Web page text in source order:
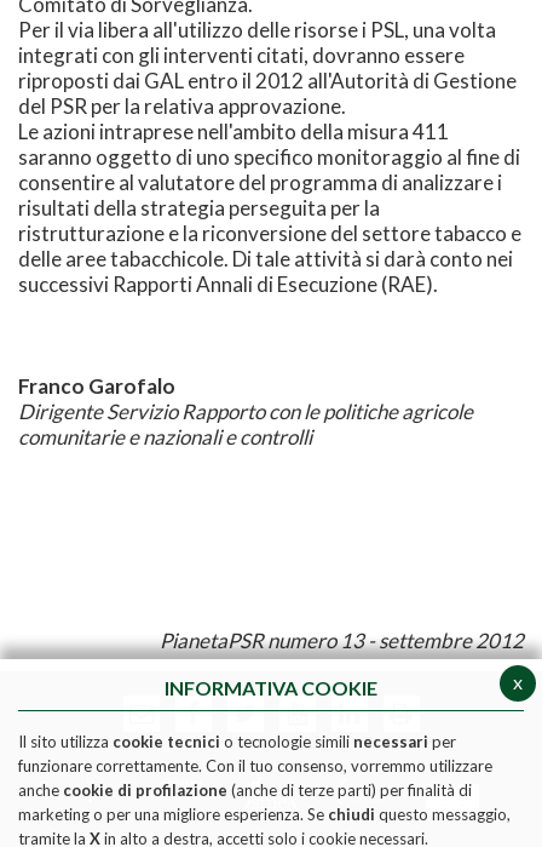
Per il via libera all'utilizzo delle risorse i PSL, una volta
integrati con gli interventi citati, dovranno essere
riproposti dai GAL entro il 2012 all'Autorità di Gestione
del PSR per la relativa approvazione.
Le azioni intraprese nell'ambito della misura 411
saranno oggetto di uno specifico monitoraggio al fine di
consentire al valutatore del programma di analizzare i
risultati della strategia perseguita per la
ristrutturazione e la riconversione del settore tabacco e
delle aree tabacchicole. Di tale attività si darà conto nei
successivi Rapporti Annali di Esecuzione (RAE).
Franco Garofalo
Dirigente Servizio Rapporto con le politiche agricole
comunitarie e nazionali e controlli
PianetaPSR numero 13 - settembre 2012
x
INFORMATIVA COOKIE
Il sito utilizza cookie tecnici o tecnologie simili necessari per
funzionare correttamente. Con il tuo consenso, vorremmo utilizzare
anche cookie di profilazione (anche di terze parti) per finalità di
marketing o per una migliore esperienza. Se chiudi questo messaggio,
tramite la Xin alto a destra, accetti solo i cookie necessari.